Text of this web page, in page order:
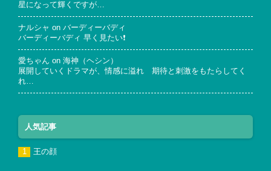
星になって輝くですが…
ナルシャ on バーディーバディ
バーディーバディ 早く見たい❗
愛ちゃん on 海神（ヘシン）
展開していくドラマが、情感に溢れ 期待と刺激をもたらしてく
れ…
人気記事
王の顔